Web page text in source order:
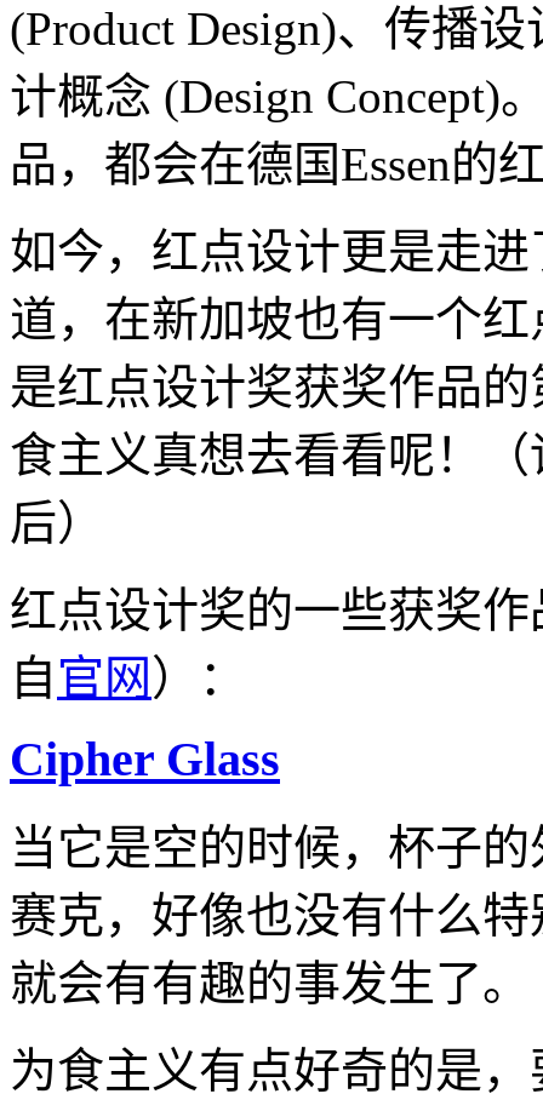
(Product Design)、传播
计概念 (Design Concept)
品，都会在德国Essen的
如今，红点设计更是走
道，在新加坡也有一个
是红点设计奖获奖作品
食主义真想去看看呢！
后）
红点设计奖的一些获奖
自官网 ）：
Cipher Glass
当它是空的时候，杯子
赛克，好像也没有什么
就会有有趣的事发生了。
为食主义有点好奇的是